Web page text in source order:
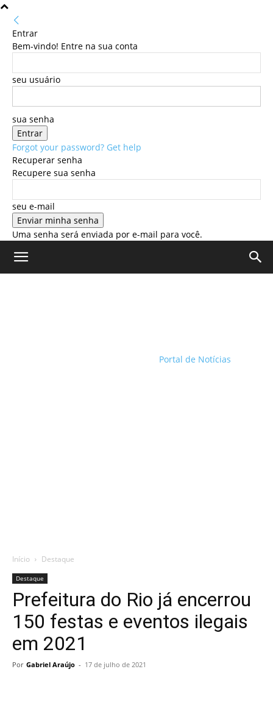
Entrar
Bem-vindo! Entre na sua conta
seu usuário
sua senha
Forgot your password? Get help
Recuperar senha
Recupere sua senha
seu e-mail
Uma senha será enviada por e-mail para você.
Portal de Notícias
Início Destaque
Destaque
Prefeitura do Rio já encerrou
150 festas e eventos ilegais
em 2021
Por Gabriel Araújo - 17 de julho de 2021